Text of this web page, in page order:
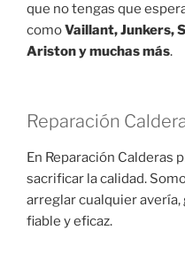
que no tengas que
comoVaillant, Junkers,
Ariston y muchas más.
Reparación
En Reparación Calderas
sacrificar la calidad.
arreglar cualquier
fiable y eficaz.